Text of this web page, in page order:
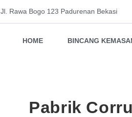
Jl. Rawa Bogo 123 Padurenan Bekasi
HOME BINCANG
Pabrik